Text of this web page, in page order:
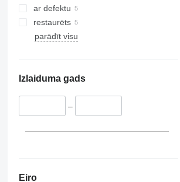
ar defektu
restaurēts
parādīt visu
Izlaiduma gads
–
Eiro